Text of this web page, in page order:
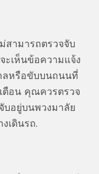
สามารถตรวจจับ
ะเห็นข้อความแจ้ง
ลหรือขับบนถนนที่
ตือน คุณควรตรวจ
บอยู่บนพวงมาลัย
เดินรถ.